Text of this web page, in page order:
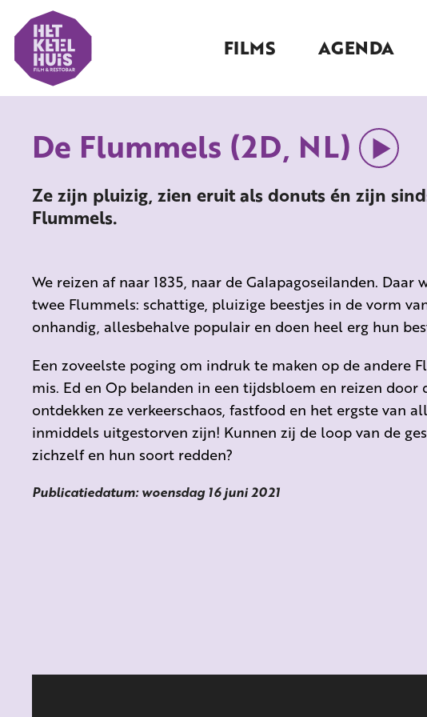
FILMS AGENDA
De Flummels (2D, NL)
Ze zijn pluizig, zien eruit als donuts én zijn
Flummels.
We reizen af naar 1835, naar de Galapagoseilanden. Daar
twee Flummels: schattige, pluizige beestjes in de vorm
onhandig, allesbehalve populair en doen heel erg hun
Een zoveelste poging om indruk te maken op de andere
mis. Ed en Op belanden in een tijdsbloem en reizen door
ontdekken ze verkeerschaos, fastfood en het ergste van
inmiddels uitgestorven zijn! Kunnen zij de loop van de
zichzelf en hun soort redden?
Publicatiedatum: woensdag 16 juni 2021